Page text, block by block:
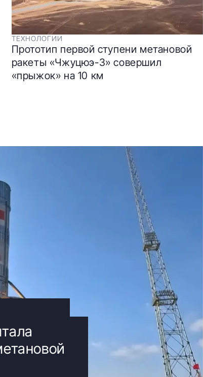
ТЕХНОЛОГИИ
Прототип первой ступени метановой
ракеты «Чжуцюэ-3» совершил
«прыжок» на 10 км